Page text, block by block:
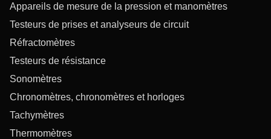
Appareils de mesure de la pression et manomètres
Testeurs de prises et analyseurs de circuit
Réfractomètres
Testeurs de résistance
Sonomètres
Chronomètres, chronomètres et horloges
Tachymètres
Thermomètres